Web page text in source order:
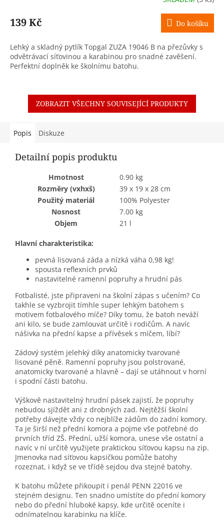
139 Kč Do košíku
Lehký a skladný pytlík Topgal ZUZA 19046 B na přezůvky s
odvětrávací síťovinou a karabinou pro snadné zavěšení.
Perfektní doplněk ke školnímu batohu.
ZOBRAZIT VŠECHNY SOUVISEJÍCÍ PRODUKTY
Popis Diskuze
Detailní popis produktu
Hmotnost
0.90 kg
Rozměry (vxhxš)
39 x 19 x 28 cm
Použitý materiál
100% Polyester
Nosnost
7.00 kg
Objem
21 l
Hlavní charakteristika:
pevná lisovaná záda a nízká váha 0,98 kg!
spousta reflexních prvků
nastavitelné ramenní popruhy a hrudní pás
Fotbalisté, jste připraveni na školní zápas s učením? Co
takhle se vyzbrojit tímhle super lehkým batohem s
motivem fotbalového míče? Díky tomu, že batoh neváží
ani kilo, se bude zamlouvat určitě i rodičům. A navíc
nášivka na přední kapse a přívěsek s míčem, líbí?
Zádový systém jelehký díky anatomicky tvarované
lisované pěně. Ramenní popruhy jsou polstrované,
anatomicky tvarované a hlavně – dají se utáhnout v horní
i spodní části batohu.
Výškově nastavitelný hrudní pásek zajistí, že popruhy
nebudou sjíždět ani z drobných zad. Nejtěžší školní
potřeby dávejte vždy co nejblíže zádům do zadní komory.
Ta je širší než přední komora a pojme vše potřebné do
prvních tříd ZŠ. Přední, užší komora, unese vše ostatní a
navíc v ní určitě využijete praktickou síťovou kapsu na zip.
Jmenovka nad síťovou kapsičkou pomůže batohy
rozeznat, i když se ve třídě sejdou dva stejné batohy.
K batohu můžete přikoupit i penál PENN 22016 ve
stejném designu. Ten snadno umístíte do přední komory
nebo do přední hluboké kapsy, kde určitě oceníte i
odnímatelnou karabinku na klíče.